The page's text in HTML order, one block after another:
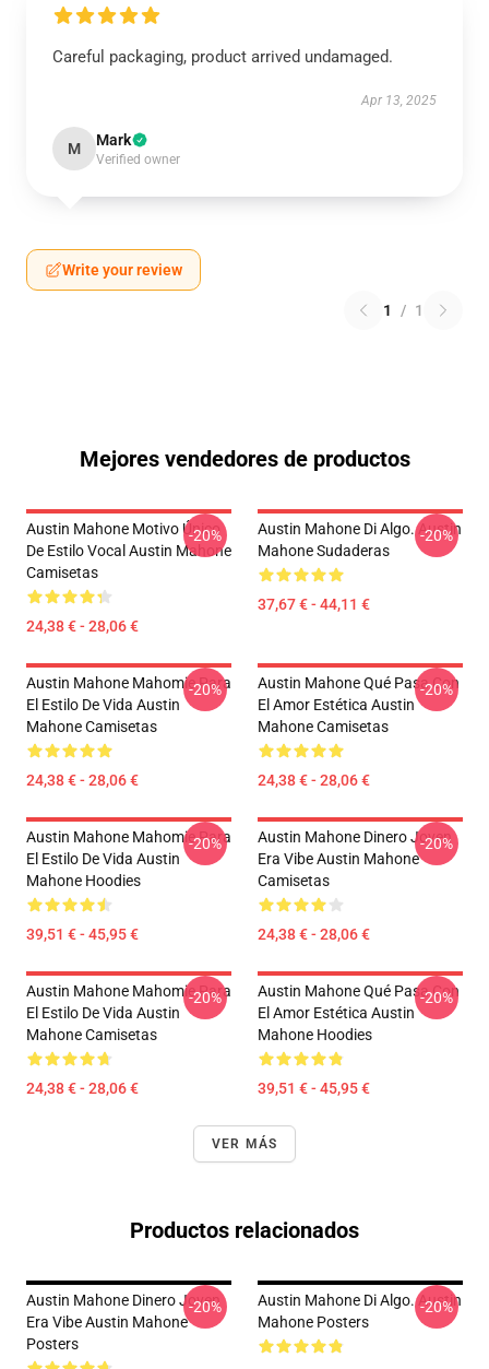
Careful packaging, product arrived undamaged.
Apr 13, 2025
M Mark
Verified owner
Write your review
1 / 1
Mejores vendedores de productos
Austin Mahone Motivo Único
De Estilo Vocal Austin Mahone
Camisetas
24,38 € - 28,06 €
-20%
Austin Mahone Di Algo. Austin
Mahone Sudaderas
37,67 € - 44,11 €
-20%
Austin Mahone Mahomie Para
El Estilo De Vida Austin
Mahone Camisetas
24,38 € - 28,06 €
-20%
Austin Mahone Qué Pasa Con
El Amor Estética Austin
Mahone Camisetas
24,38 € - 28,06 €
-20%
Austin Mahone Mahomie Para
El Estilo De Vida Austin
Mahone Hoodies
39,51 € - 45,95 €
-20%
Austin Mahone Dinero Joven
Era Vibe Austin Mahone
Camisetas
24,38 € - 28,06 €
-20%
Austin Mahone Mahomie Para
El Estilo De Vida Austin
Mahone Camisetas
24,38 € - 28,06 €
-20%
Austin Mahone Qué Pasa Con
El Amor Estética Austin
Mahone Hoodies
39,51 € - 45,95 €
-20%
VER MÁS
Productos relacionados
Austin Mahone Dinero Joven
Era Vibe Austin Mahone
Posters
-20%
Austin Mahone Di Algo. Austin
Mahone Posters
-20%